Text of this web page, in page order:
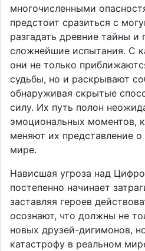
многочисленными
предстоит сразиться с
разгадать древние тайны и
сложнейшие испытания. С
они не только
судьбы, но и раскрывают
обнаруживая скрытые
силу. Их путь полон
эмоциональных моментов,
меняют их представление
мире.
Нависшая угроза над
постепенно начинает
заставляя героев
осознают, что должны не
новых друзей-дигимонов,
катастрофу в реальном